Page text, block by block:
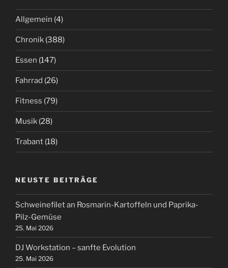
Allgemein (4)
Chronik (388)
Essen (147)
Fahrrad (26)
Fitness (79)
Musik (28)
Trabant (18)
NEUSTE BEITRÄGE
Schweinefilet an Rosmarin-Kartoffeln und Paprika-
Pilz-Gemüse
25. Mai 2026
DJ Workstation – sanfte Evolution
25. Mai 2026